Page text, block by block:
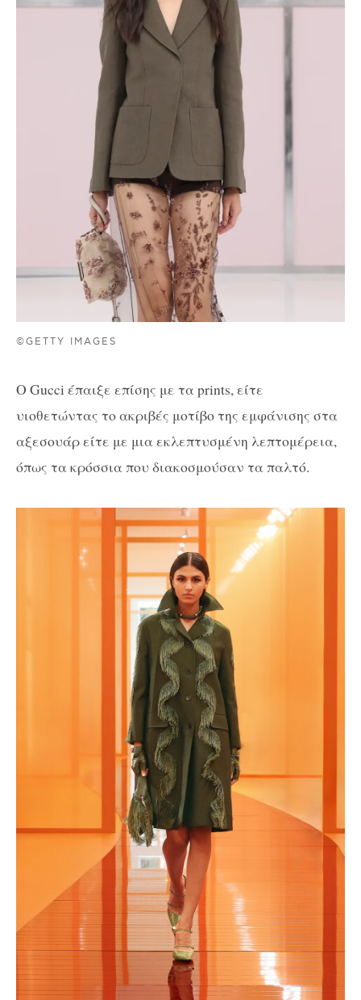
©GETTY IMAGES
Ο Gucci έπαιξε επίσης με τα prints, είτε
υιοθετώντας το ακριβές μοτίβο της εμφάνισης στα
αξεσουάρ είτε με μια εκλεπτυσμένη λεπτομέρεια,
όπως τα κρόσσια που διακοσμούσαν τα παλτό.